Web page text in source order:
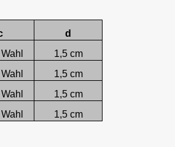
d
1,5 cm
1,5 cm
1,5 cm
1,5 cm